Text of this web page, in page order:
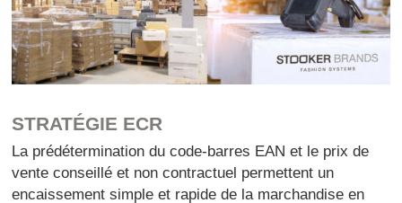
STRATÉGIE ECR
La prédétermination du code-barres EAN et le prix de
vente conseillé et non contractuel permettent un
encaissement simple et rapide de la marchandise en